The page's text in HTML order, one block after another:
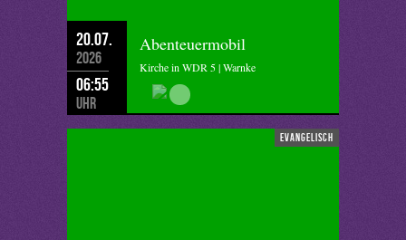
20.07.
2026
06:55
Uhr
Abenteuermobil
Kirche in WDR 5 | Warnke
evangelisch